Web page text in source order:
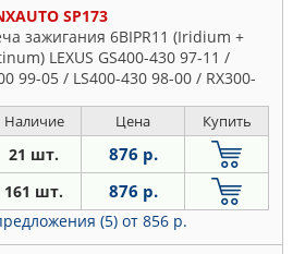
SP173
зажигания 6BIPR11 (Iridium +
LEXUS GS400-430 97-11 /
99-05 / LS400-430 98-00 / RX300-
V40) 2.4-3.0 01-11 /
1.8 99-05
Наличие Цена Купить
21 шт. 876 р.
161 шт. 876 р.
(5) от 856 р.